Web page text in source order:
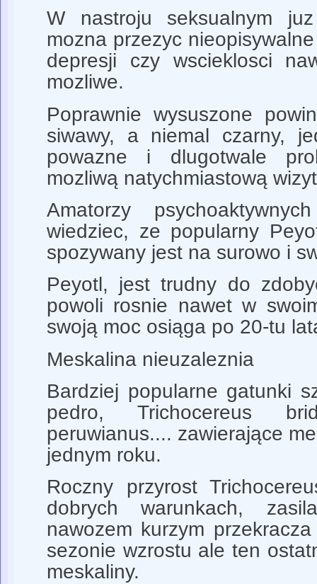
W nastroju seksualnym
mozna przezyc
depresji czy wscieklosci
mozliwe.
Poprawnie wysuszone
siwawy, a niemal czarny,
powazne i dlugotwale
mozliwą natychmiastową
Amatorzy
wiedziec, ze popularny
spozywany jest na surowo i
Peyotl, jest trudny do
powoli rosnie nawet w
swoją moc osiąga po 20-tu
Meskalina nieuzaleznia
Bardziej popularne gatunki
pedro, Trichocereus
peruwianus.... zawierające
jednym roku.
Roczny przyrost
dobrych warunkach,
nawozem kurzym
sezonie wzrostu ale ten
meskaliny.